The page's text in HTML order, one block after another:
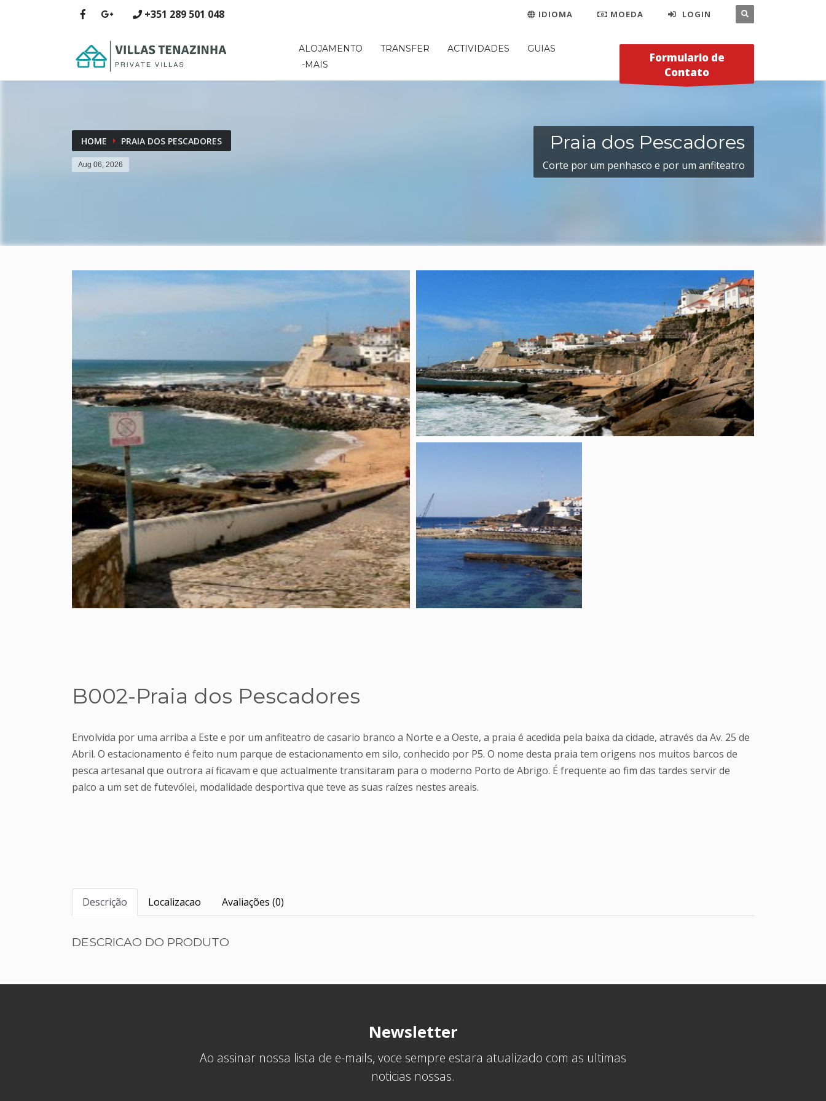
+351 289 501 048 IDIOMA MOEDA LOGIN
ALOJAMENTO TRANSFER ACTIVIDADES
GUIAS
-MAIS
Formulario de
Contato
HOME PRAIA DOS PESCADORES
Aug 06, 2026
Praia dos Pescadores
Corte por um penhasco e por um anfiteatro
B002-Praia dos Pescadores
Envolvida por uma arriba a Este e por um anfiteatro de casario branco a Norte e a Oeste, a praia é acedida pela baixa da cidade, através da Av. 25 de
Abril. O estacionamento é feito num parque de estacionamento em silo, conhecido por P5. O nome desta praia tem origens nos muitos barcos de
pesca artesanal que outrora aí ficavam e que actualmente transitaram para o moderno Porto de Abrigo. É frequente ao fim das tardes servir de
palco a um set de futevólei, modalidade desportiva que teve as suas raízes nestes areais.
Descrição Localizacao Avaliações (0)
DESCRICAO DO PRODUTO
Newsletter
Ao assinar nossa lista de e-mails, voce sempre estara atualizado com as ultimas
noticias nossas.